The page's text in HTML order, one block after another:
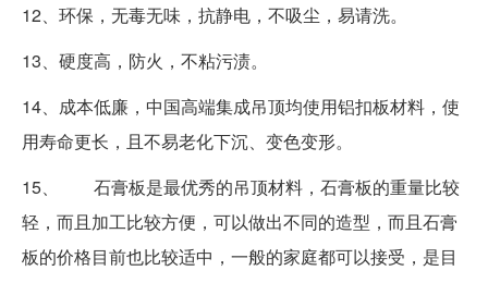
12、环保，无毒无味，抗静电，不吸尘，易请洗。
13、硬度高，防火，不粘污渍。
14、成本低廉，中国高端集成吊顶均使用铝扣板材料，使
用寿命更长，且不易老化下沉、变色变形。
15、 石膏板是最优秀的吊顶材料，石膏板的重量比较
轻，而且加工比较方便，可以做出不同的造型，而且石膏
板的价格目前也比较适中，一般的家庭都可以接受，是目